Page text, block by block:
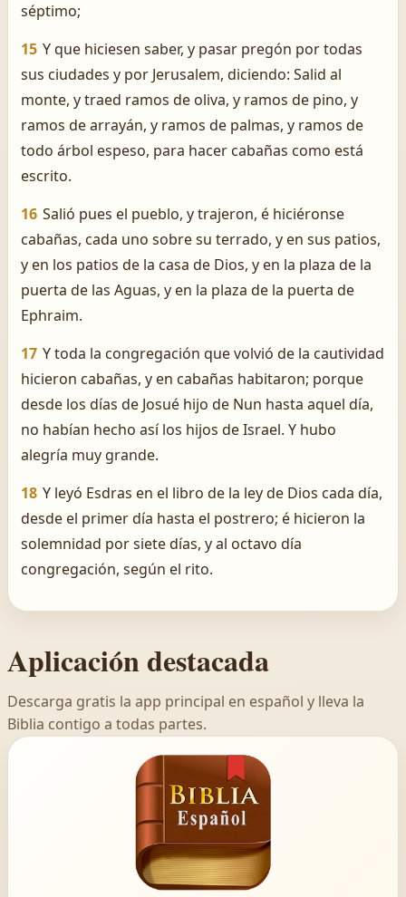
séptimo;
15 Y que hiciesen saber, y pasar pregón por todas
sus ciudades y por Jerusalem, diciendo: Salid al
monte, y traed ramos de oliva, y ramos de pino, y
ramos de arrayán, y ramos de palmas, y ramos de
todo árbol espeso, para hacer cabañas como está
escrito.
16 Salió pues el pueblo, y trajeron, é hiciéronse
cabañas, cada uno sobre su terrado, y en sus patios,
y en los patios de la casa de Dios, y en la plaza de la
puerta de las Aguas, y en la plaza de la puerta de
Ephraim.
17 Y toda la congregación que volvió de la cautividad
hicieron cabañas, y en cabañas habitaron; porque
desde los días de Josué hijo de Nun hasta aquel día,
no habían hecho así los hijos de Israel. Y hubo
alegría muy grande.
18 Y leyó Esdras en el libro de la ley de Dios cada día,
desde el primer día hasta el postrero; é hicieron la
solemnidad por siete días, y al octavo día
congregación, según el rito.
Aplicación destacada
Descarga gratis la app principal en español y lleva la
Biblia contigo a todas partes.